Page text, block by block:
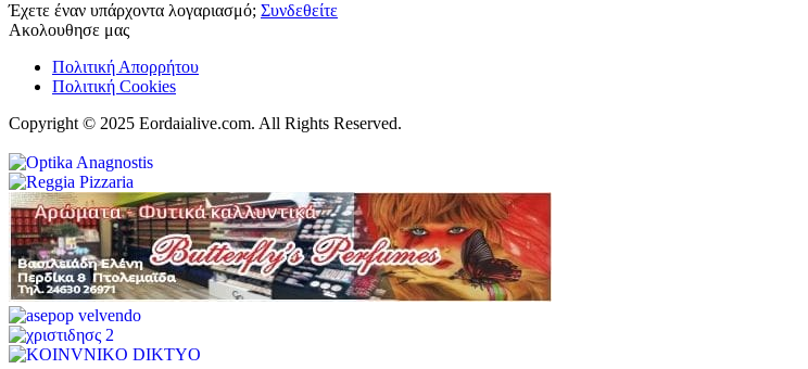
Έχετε έναν υπάρχοντα λογαριασμό; Συνδεθείτε
Ακολουθησε μας
Πολιτική Απορρήτου
Πολιτική Cookies
Copyright © 2025 Eordaialive.com. All Rights Reserved.